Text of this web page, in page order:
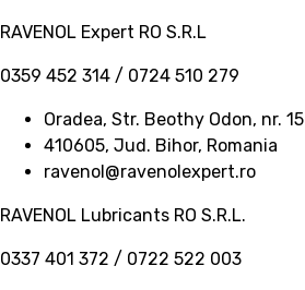
RAVENOL Expert RO S.R.L
0359 452 314 / 0724 510 279
Oradea, Str. Beothy Odon, nr. 15
410605, Jud. Bihor, Romania
ravenol@ravenolexpert.ro
RAVENOL Lubricants RO S.R.L.
0337 401 372 / 0722 522 003